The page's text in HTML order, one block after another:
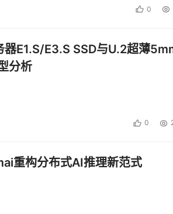
0
E1.S/E3.S SSD与U.2超薄
分析
0
重构分布式AI推理新范式